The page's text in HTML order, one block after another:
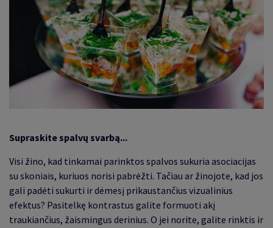
Supraskite spalvų svarbą...
Visi žino, kad tinkamai parinktos spalvos sukuria asociacijas
su skoniais, kuriuos norisi pabrėžti. Tačiau ar žinojote, kad jos
gali padėti sukurti ir dėmesį prikaustančius vizualinius
efektus? Pasitelkę kontrastus galite formuoti akį
traukiančius, žaismingus derinius. O jei norite, galite rinktis ir